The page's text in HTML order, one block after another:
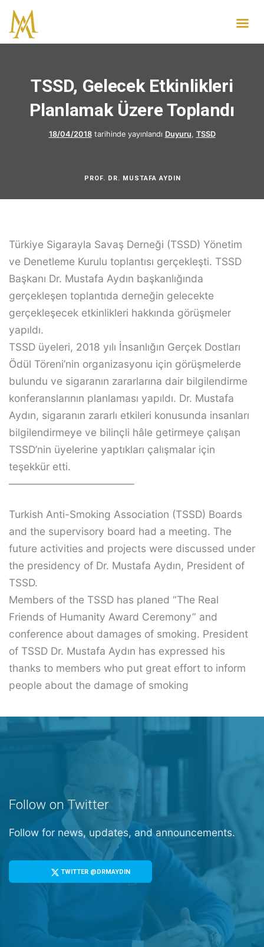
TSSD, Gelecek Etkinlikleri
Planlamak Üzere Toplandı
18/04/2018tarihinde yayınlandı Duyuru, TSSD
PROF. DR. MUSTAFA AYDIN
Türkiye Sigarayla Savaş Derneği (TSSD) Yönetim
ve Denetleme Kurulu toplantısı gerçekleşti. TSSD
Başkanı Dr. Mustafa Aydın başkanlığında
gerçekleşen toplantıda derneğin gelecekte
gerçekleşecek etkinlikleri hakkında görüşmeler
yapıldı.
TSSD üyeleri, 2018 yılı İnsanlığın Gerçek Dostları
Ödül Töreni’nin organizasyonu için görüşmelerde
bulundu ve sigaranın zararlarına dair bilgilendirme
konferanslarının planlaması yapıldı. Dr. Mustafa
Aydın, sigaranın zararlı etkileri konusunda insanları
bilgilendirmeye ve bilinçli hâle getirmeye çalışan
TSSD’nin üyelerine yaptıkları çalışmalar için
teşekkür etti.
————————————–
Turkish Anti-Smoking Association (TSSD) Boards
and the supervisory board had a meeting. The
future activities and projects were discussed under
the presidency of Dr. Mustafa Aydın, President of
TSSD.
Members of the TSSD has planed “The Real
Friends of Humanity Award Ceremony” and
conference about damages of smoking. President
of TSSD Dr. Mustafa Aydın has expressed his
thanks to members who put great effort to inform
people about the damage of smoking
Follow on Twitter
Follow for news, updates, and announcements.
TWITTER @DRMAYDIN